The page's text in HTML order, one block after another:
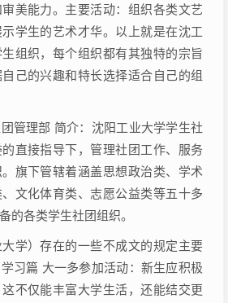
美能力。主要活动：组织各类文艺
学生的艺术才华。以上就是在沈工
组织，每个组织都有其独特的宗旨
己的兴趣和特长选择适合自己的组
管理部 简介：沈阳工业大学学生社
直接指导下，管理社团工作、服务
旗下管辖着涵盖思想政治类、学术
文化体育类、志愿公益类等五十多
的各类学生社团组织。
学）存在的一些不成文的规定主要
习篇 大一多参加活动：新生应积极
不仅能丰富大学生活，还能结交更